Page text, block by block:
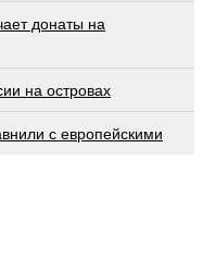
донаты на
на островах
с европейскими